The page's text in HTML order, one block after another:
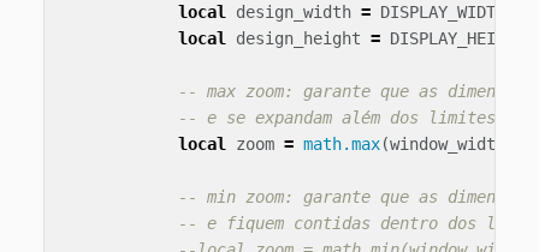
local
design_width = DISPLAY_WIDTH
local
design_height = DISPLAY_HEIGHT
-- max zoom: garante que as
-- e se expandam além dos limites da
local
zoom = math.max(window_width
-- min zoom: garante que as
-- e fiquem contidas dentro dos